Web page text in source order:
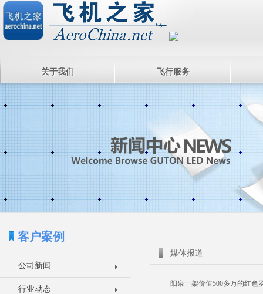
关于我们 飞行服务
客户案例
公司新闻
行业动态
媒体报道
阳泉一架价值500多万的红色